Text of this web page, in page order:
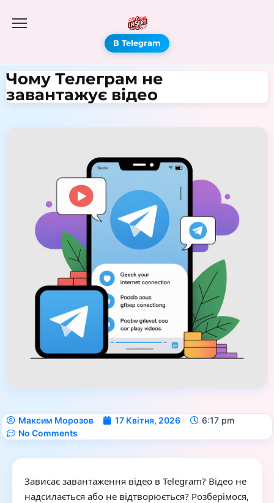
В Telegram
Чому Телеграм не
завантажує відео
Максим Морозов 17 Квітня, 2026
6:17 pm
No Comments
Зависає завантаження відео в Telegram? Відео не
надсилається або не відтворюється? Розберімося,